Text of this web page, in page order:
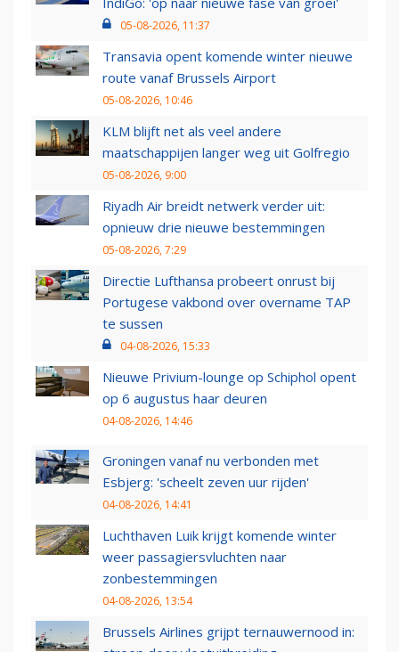
05-08-2026, 11:37
Transavia opent komende winter nieuwe
route vanaf Brussels Airport
05-08-2026, 10:46
KLM blijft net als veel andere
maatschappijen langer weg uit Golfregio
05-08-2026, 9:00
Riyadh Air breidt netwerk verder uit:
opnieuw drie nieuwe bestemmingen
05-08-2026, 7:29
Directie Lufthansa probeert onrust bij
Portugese vakbond over overname TAP
te sussen
04-08-2026, 15:33
Nieuwe Privium-lounge op Schiphol opent
op 6 augustus haar deuren
04-08-2026, 14:46
Groningen vanaf nu verbonden met
Esbjerg: 'scheelt zeven uur rijden'
04-08-2026, 14:41
Luchthaven Luik krijgt komende winter
weer passagiersvluchten naar
zonbestemmingen
04-08-2026, 13:54
Brussels Airlines grijpt ternauwernood in: